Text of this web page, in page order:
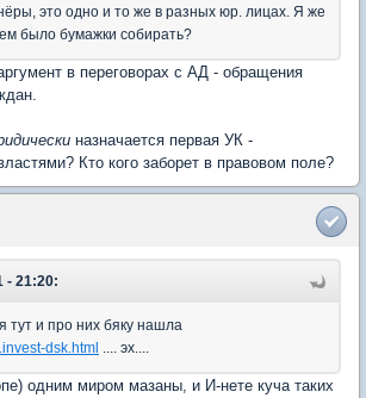
это одно и то же в разных юр. лицах. Я же
было бумажки собирать?
в переговорах с АД - обращения
назначается первая УК -
Кто кого заборет в правовом поле?
- 21:20:
тут и про них бяку нашла
dsk.html .... эх....
одним миром мазаны, и И-нете куча таких